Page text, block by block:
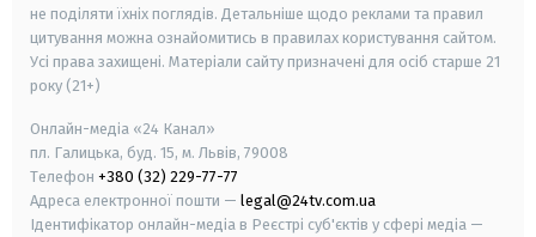
не поділяти їхніх поглядів. Детальніше щодо реклами та правил
цитування можна ознайомитись в правилах користування сайтом.
Усі права захищені. Матеріали сайту призначені для осіб старше 21
року (21+)
Онлайн-медіа «24 Канал»
пл. Галицька, буд. 15, м. Львів, 79008
Телефон +380 (32) 229-77-77
Адреса електронної пошти — legal@24tv.com.ua
Ідентифікатор онлайн-медіа в Реєстрі суб'єктів у сфері медіа —